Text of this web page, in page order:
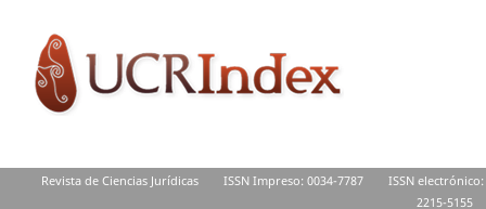
Revista de Ciencias Jurídicas ISSN Impreso: 0034-7787
ISSN electrónico:
2215-5155